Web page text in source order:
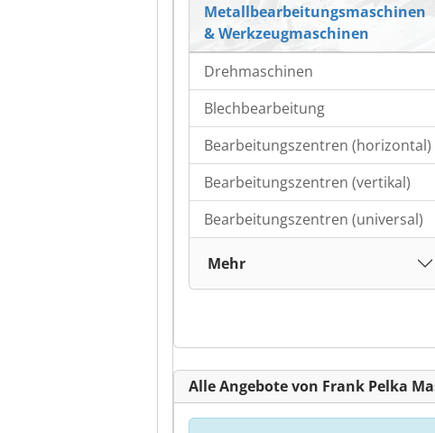
Metallbearbeitungsmaschinen
& Werkzeugmaschinen
Drehmaschinen
Blechbearbeitung
Bearbeitungszentren (horizontal)
Bearbeitungszentren (vertikal)
Bearbeitungszentren (universal)
Mehr
Alle Angebote von Frank Pelka